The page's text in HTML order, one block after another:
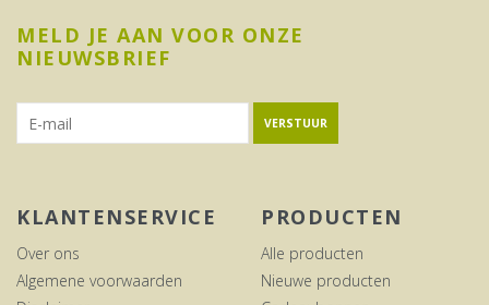
MELD JE AAN VOOR ONZE
NIEUWSBRIEF
VERSTUUR
KLANTENSERVICE
Over ons
Algemene voorwaarden
PRODUCTEN
Alle producten
Nieuwe producten